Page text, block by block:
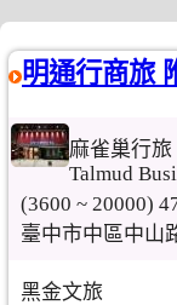
明通行商旅
麻雀巢行旅
Talmud
(3600 ~ 20000)
臺中市中區中山
黑金文旅